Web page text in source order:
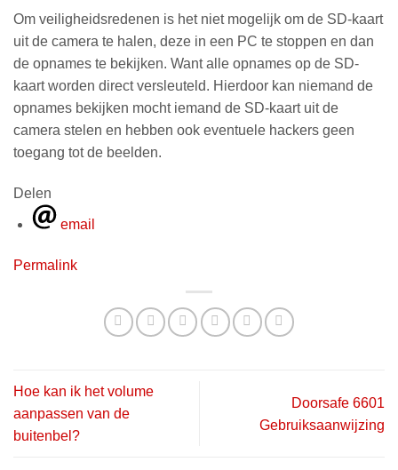
Om veiligheidsredenen is het niet mogelijk om de SD-kaart
uit de camera te halen, deze in een PC te stoppen en dan
de opnames te bekijken. Want alle opnames op de SD-
kaart worden direct versleuteld. Hierdoor kan niemand de
opnames bekijken mocht iemand de SD-kaart uit de
camera stelen en hebben ook eventuele hackers geen
toegang tot de beelden.
Delen
email
Permalink
Hoe kan ik het volume
aanpassen van de
buitenbel?
Doorsafe 6601
Gebruiksaanwijzing